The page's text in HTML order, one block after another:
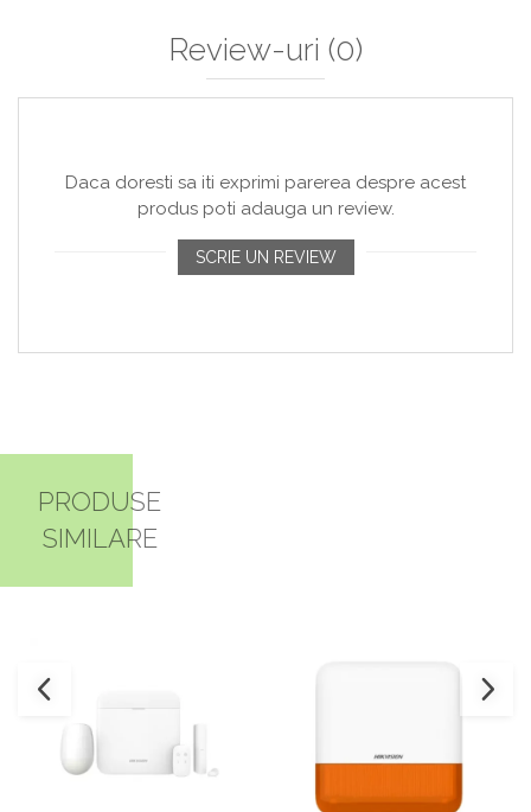
Review-uri (0)
Daca doresti sa iti exprimi parerea despre acest
produs poti adauga un review.
SCRIE UN REVIEW
PRODUSE
SIMILARE